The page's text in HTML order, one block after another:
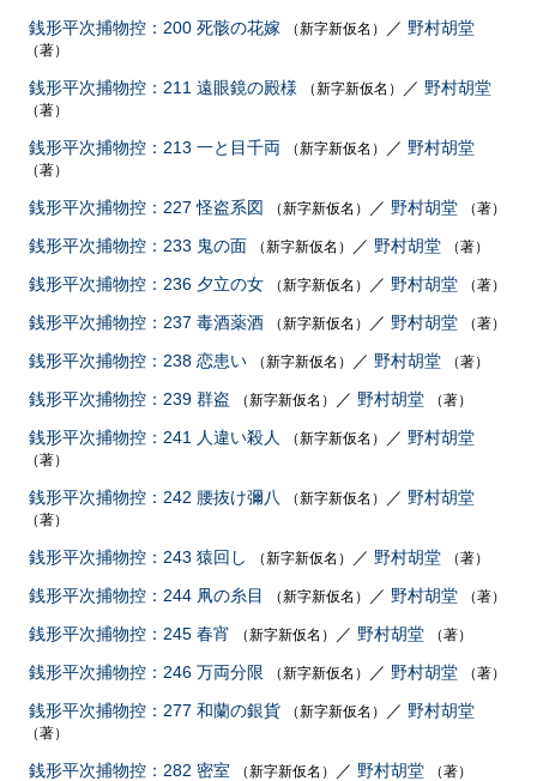
銭形平次捕物控：200 死骸の花嫁 （新字新仮名） ／ 野村胡堂
（著）
銭形平次捕物控：211 遠眼鏡の殿様 （新字新仮名） ／ 野村胡堂
（著）
銭形平次捕物控：213 一と目千両 （新字新仮名） ／ 野村胡堂
（著）
銭形平次捕物控：227 怪盗系図 （新字新仮名） ／ 野村胡堂 （著）
銭形平次捕物控：233 鬼の面 （新字新仮名） ／ 野村胡堂 （著）
銭形平次捕物控：236 夕立の女 （新字新仮名） ／ 野村胡堂 （著）
銭形平次捕物控：237 毒酒薬酒 （新字新仮名） ／ 野村胡堂 （著）
銭形平次捕物控：238 恋患い （新字新仮名） ／ 野村胡堂 （著）
銭形平次捕物控：239 群盗 （新字新仮名） ／ 野村胡堂 （著）
銭形平次捕物控：241 人違い殺人 （新字新仮名） ／ 野村胡堂
（著）
銭形平次捕物控：242 腰抜け彌八 （新字新仮名） ／ 野村胡堂
（著）
銭形平次捕物控：243 猿回し （新字新仮名） ／ 野村胡堂 （著）
銭形平次捕物控：244 凧の糸目 （新字新仮名） ／ 野村胡堂 （著）
銭形平次捕物控：245 春宵 （新字新仮名） ／ 野村胡堂 （著）
銭形平次捕物控：246 万両分限 （新字新仮名） ／ 野村胡堂 （著）
銭形平次捕物控：277 和蘭の銀貨 （新字新仮名） ／ 野村胡堂
（著）
銭形平次捕物控：282 密室 （新字新仮名） ／ 野村胡堂 （著）